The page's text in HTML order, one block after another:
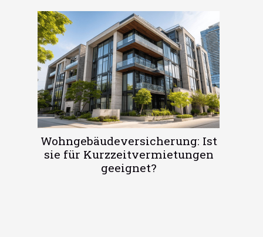
Wohngebäudeversicherung: Ist
sie für Kurzzeitvermietungen
geeignet?